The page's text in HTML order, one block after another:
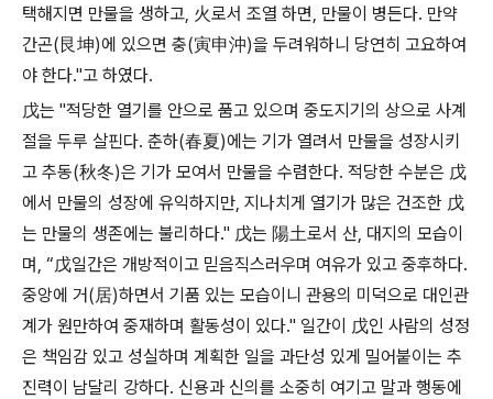
택해지면 만물을 생하고, 火로서 조열 하면, 만물이 병든다. 만약
간곤(艮坤)에 있으면 충(寅申沖)을 두려워하니 당연히 고요하여
야 한다."고 하였다.
戊는 "적당한 열기를 안으로 품고 있으며 중도지기의 상으로 사계
절을 두루 살핀다. 춘하(春夏)에는 기가 열려서 만물을 성장시키
고 추동(秋冬)은 기가 모여서 만물을 수렴한다. 적당한 수분은 戊
에서 만물의 성장에 유익하지만, 지나치게 열기가 많은 건조한 戊
는 만물의 생존에는 불리하다." 戊는 陽土로서 산, 대지의 모습이
며, “戊일간은 개방적이고 믿음직스러우며 여유가 있고 중후하다.
중앙에 거(居)하면서 기품 있는 모습이니 관용의 미덕으로 대인관
계가 원만하여 중재하며 활동성이 있다." 일간이 戊인 사람의 성정
은 책임감 있고 성실하며 계획한 일을 과단성 있게 밀어붙이는 추
진력이 남달리 강하다. 신용과 신의를 소중히 여기고 말과 행동에